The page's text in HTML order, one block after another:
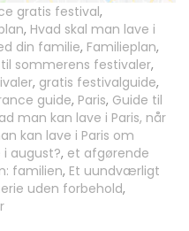
gratis festival,
, Hvad skal man lave i
din familie, Familieplan,
sommerens festivaler,
, gratis festivalguide,
guide, Paris, Guide til
man kan lave i Paris, når
kan lave i Paris om
i august?, et afgørende
familien, Et uundværligt
uden forbehold,